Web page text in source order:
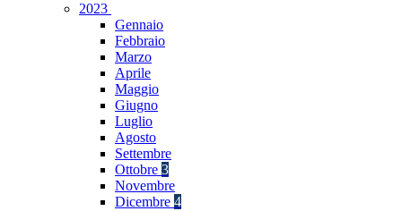
2023
Gennaio
Febbraio
Marzo
Aprile
Maggio
Giugno
Luglio
Agosto
Settembre
Ottobre 3
Novembre
Dicembre 4